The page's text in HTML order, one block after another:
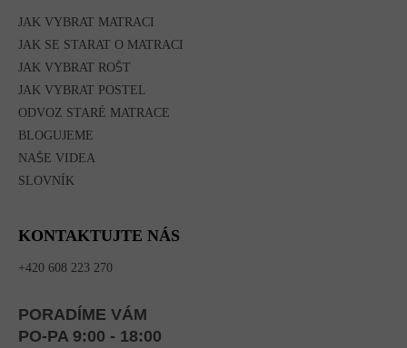
JAK VYBRAT MATRACI
JAK SE STARAT O MATRACI
JAK VYBRAT ROŠT
JAK VYBRAT POSTEL
ODVOZ STARÉ MATRACE
BLOGUJEME
NAŠE VIDEA
SLOVNÍK
KONTAKTUJTE NÁS
+420 608 223 270
PORADÍME VÁM
PO-PA 9:00 - 18:00